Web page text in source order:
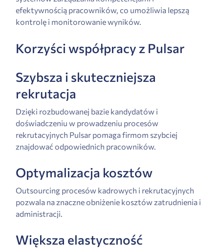
efektywnością pracowników, co umożliwia lepszą
kontrolę i monitorowanie wyników.
Korzyści współpracy z Pulsar
Szybsza i skuteczniejsza
rekrutacja
Dzięki rozbudowanej bazie kandydatów i
doświadczeniu w prowadzeniu procesów
rekrutacyjnych Pulsar pomaga firmom szybciej
znajdować odpowiednich pracowników.
Optymalizacja kosztów
Outsourcing procesów kadrowych i rekrutacyjnych
pozwala na znaczne obniżenie kosztów zatrudnienia i
administracji.
Większa elastyczność